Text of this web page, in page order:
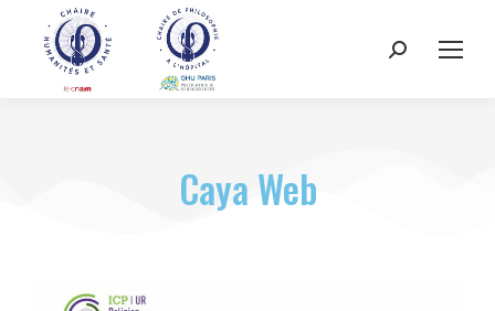
Caya Web